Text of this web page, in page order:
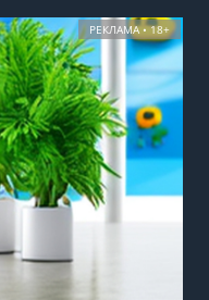
РЕКЛАМА • 18+